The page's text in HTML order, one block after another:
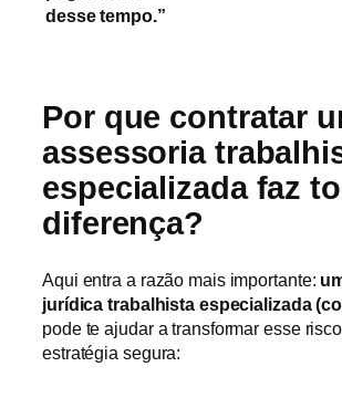
desse tempo.”
Por que contratar
assessoria
especializada faz
diferença?
Aqui entra a razão mais importante:
jurídica trabalhista especializada
pode te ajudar a transformar esse
estratégia segura: